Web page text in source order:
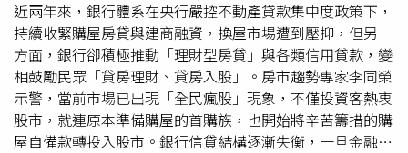
與股市行情，至少要替自己設下「停點」，當獲利達標時先
拿回本金，避免過度貪婪，「用獲利繼續玩。虧到一定程
度，就認賠出場，不要凹單」；同時也要保留退路，控制增
貸額度在可承受範圍內，即便市場反轉，也不至於影響基本
生活。阿明最後強調，投資並不可怕，可怕的是失去理性。
「人性就是貪，看到別人賺錢就想跟。但貪要有底線，底線
就是你的家。連家都敢押上去，這不是勇敢，是憨膽。」他
近兩年來，銀行體系在央行嚴控不動產貸款集中度政策下，
持續收緊購屋房貸與建商融資，換屋市場遭到壓抑，但另一
方面，銀行卻積極推動「理財型房貸」與各類信用貸款，變
相鼓勵民眾「貸房理財、貸房入股」。房市趨勢專家李同榮
示警，當前市場已出現「全民瘋股」現象，不僅投資客熱衷
股市，就連原本準備購屋的首購族，也開始將辛苦籌措的購
屋自備款轉投入股市。銀行信貸結構逐漸失衡，一旦金融市